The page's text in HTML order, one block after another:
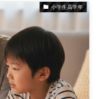
小学生高学年